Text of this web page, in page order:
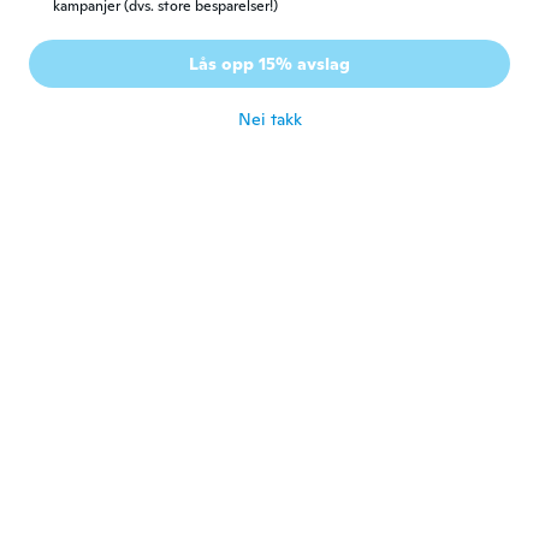
kampanjer (dvs. store besparelser!)
Lås opp 15% avslag
Nei takk